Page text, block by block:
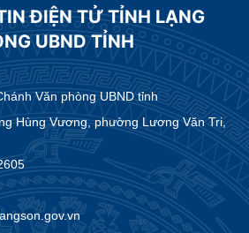
ĐIỆN TỬ TỈNH LẠNG
UBND TỈNH
Văn phòng UBND tỉnh
Hùng Vương, phường Lương Văn Tri,